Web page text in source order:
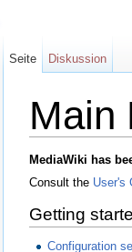
Main
MediaWiki has
Consult the User's
Getting
Configuration
Seite Diskussion